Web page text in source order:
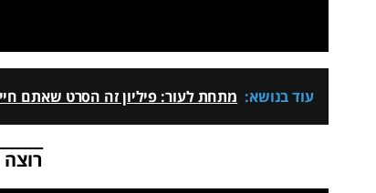
עוד בנושא: מתחת לעור: פיליון זה הסרט שאתם